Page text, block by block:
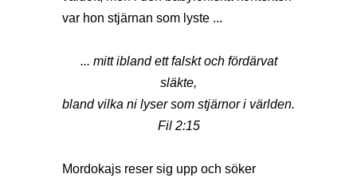
var hon stjärnan som lyste ...
... mitt ibland ett falskt och fördärvat
släkte,
bland vilka ni lyser som stjärnor i världen.
Fil 2:15
Mordokajs reser sig upp och söker